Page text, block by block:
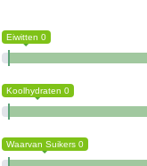
Eiwitten 0
Koolhydraten 0
Waarvan Suikers 0